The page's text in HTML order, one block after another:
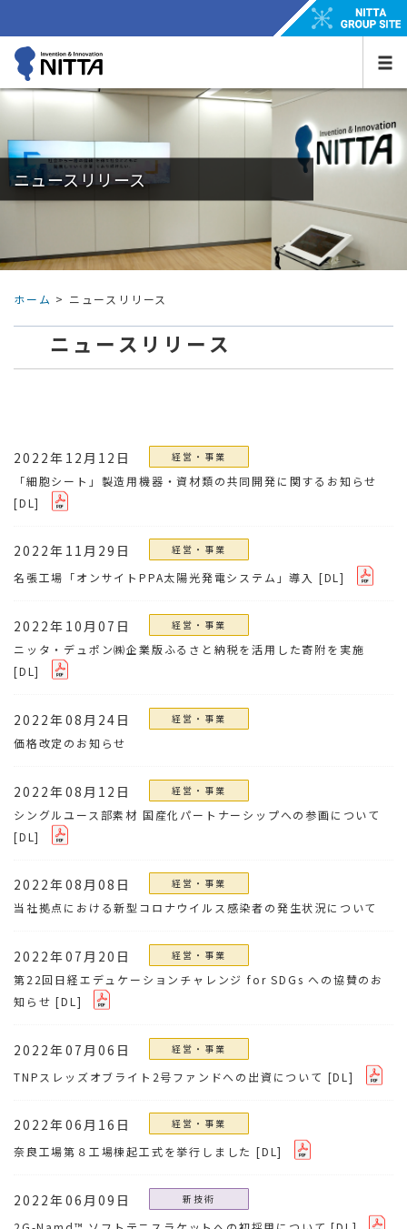
ニュースリリース
ホーム > ニュースリリース
ニュースリリース
2022年12月12日 経営・事業
「細胞シート」製造用機器・資材類の共同開発に関するお知らせ
[DL]
2022年11月29日 経営・事業
名張工場「オンサイトPPA太陽光発電システム」導入 [DL]
2022年10月07日 経営・事業
ニッタ・デュポン㈱企業版ふるさと納税を活用した寄附を実施
[DL]
2022年08月24日 経営・事業
価格改定のお知らせ
2022年08月12日 経営・事業
シングルユース部素材 国産化パートナーシップへの参画について
[DL]
2022年08月08日 経営・事業
当社拠点における新型コロナウイルス感染者の発生状況について
2022年07月20日 経営・事業
第22回日経エデュケーションチャレンジ for SDGs への協賛のお
知らせ [DL]
2022年07月06日 経営・事業
TNPスレッズオブライト2号ファンドへの出資について [DL]
2022年06月16日 経営・事業
奈良工場第８工場棟起工式を挙行しました [DL]
2022年06月09日 新技術